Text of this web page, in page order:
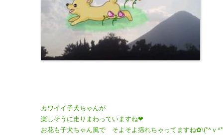
カワイイ子犬ちゃんが
楽しそうに走りまわっていますね❤
お花も子犬ちゃん風で そよそよ揺れちゃってますね✿\(*^ｖ